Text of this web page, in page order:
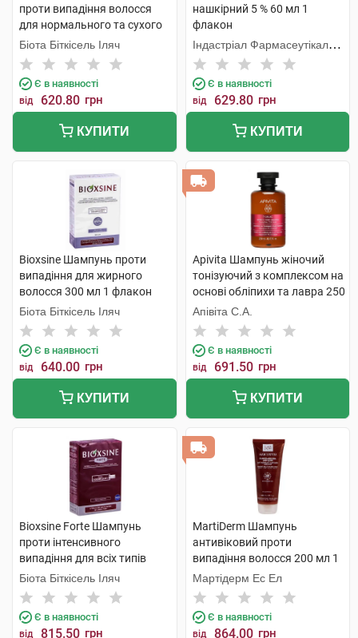
проти випадіння волосся
для нормального та сухого
волосся 300 мл 1 флакон
Біота Біткісель Іляч
Є в наявності
від 620.80 грн
КУПИТИ
нашкірний 5 % 60 мл 1
флакон
Індастріал Фармасеутікал
Кантабріа
Є в наявності
від 629.80 грн
КУПИТИ
Bioxsine Шампунь проти
випадіння для жирного
волосся 300 мл 1 флакон
Біота Біткісель Іляч
Є в наявності
від 640.00 грн
КУПИТИ
Apivita Шампунь жіночий
тонізуючий з комплексом на
основі обліпихи та лавра 250
мл 1 флакон
Апівіта С.А.
Є в наявності
від 691.50 грн
КУПИТИ
Bioxsine Forte Шампунь
проти інтенсивного
випадіння для всіх типів
волосся 300 мл 1 флакон
Біота Біткісель Іляч
Є в наявності
від 815.50 грн
MartiDerm Шампунь
антивіковий проти
випадіння волосся 200 мл 1
флакон
Мартідерм Ес Ел
Є в наявності
від 864.00 грн